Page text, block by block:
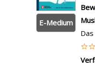
E-Medium